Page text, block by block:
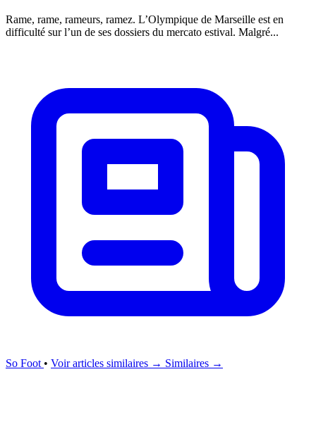
Rame, rame, rameurs, ramez. L’Olympique de Marseille est en
difficulté sur l’un de ses dossiers du mercato estival. Malgré...
So Foot • Voir articles similaires → Similaires →